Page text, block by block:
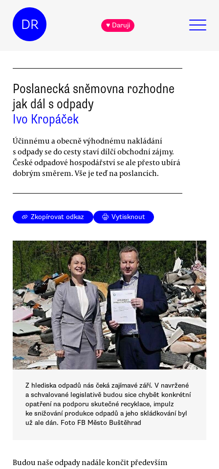
DR ♥ Daruji
Poslanecká sněmovna rozhodne
jak dál s odpady
Ivo Kropáček
Účinnému a obecně výhodnému nakládání
s odpady se do cesty staví dílčí obchodní zájmy.
České odpadové hospodářství se ale přesto ubírá
dobrým směrem. Vše je teď na poslancích.
Zkopírovat odkaz Vytisknout
Z hlediska odpadů nás čeká zajímavé září. V navržené
a schvalované legislativě budou sice chybět konkrétní
opatření na podporu skutečné recyklace, impulz
ke snižování produkce odpadů a jeho skládkování byl
už ale dán. Foto FB Město Buštěhrad
Budou naše odpady nadále končit především